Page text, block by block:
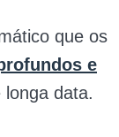
que os
e
data.